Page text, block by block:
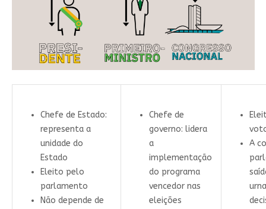
Chefe de Estado:
representa a
unidade do
Estado
Eleito pelo
parlamento
Não depende de
Chefe de
governo: lidera
a
implementação
do programa
vencedor nas
eleições
A